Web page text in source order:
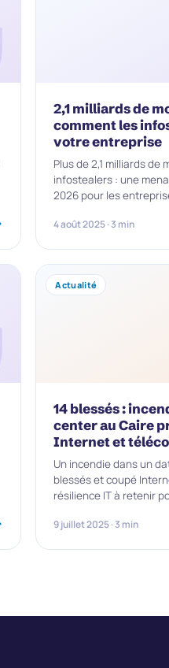
2,1 milliards de
comment les
votre entreprise
Plus de 2,1 milliards
infostealers : une
2026 pour les
4 août 2025 · 3 min
Actualité
14 blessés :
center au Caire
Internet et
Un incendie dans un
blessés et coupé
résilience IT à retenir
9 juillet 2025 · 3 min